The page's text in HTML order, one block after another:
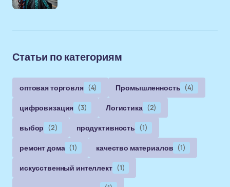
Статьи по категориям
оптовая торговля (4) Промышленность (4)
цифровизация (3) Логистика (2)
выбор (2) продуктивность (1)
ремонт дома (1) качество материалов (1)
искусственный интеллект (1)